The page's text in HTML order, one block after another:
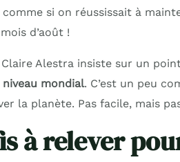
comme si on réussissait à
d’août !
Alestra insiste sur un
mondial. C’est un peu
la planète. Pas facile, mais
à relever